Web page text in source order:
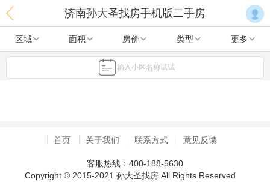
济南孙大圣找房手机版二手房
区域 面积 房价 类型 更多
输入小区名称试试
首页 关于我们 联系方式 意见反馈
客服热线：400-188-5630
Copyright © 2015-2021 孙大圣找房 All Rights Reserved